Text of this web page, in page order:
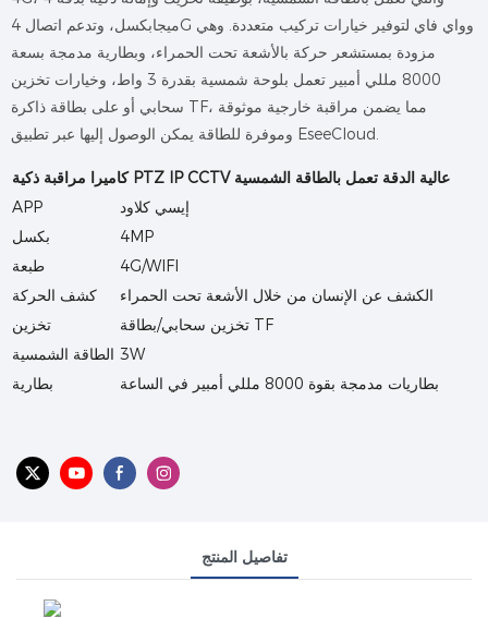
ميجابكسل، وتدعم اتصال 4G وواي فاي لتوفير خيارات تركيب متعددة. وهي
مزودة بمستشعر حركة بالأشعة تحت الحمراء، وبطارية مدمجة بسعة
8000 مللي أمبير تعمل بلوحة شمسية بقدرة 3 واط، وخيارات تخزين
سحابي أو على بطاقة ذاكرة TF، مما يضمن مراقبة خارجية موثوقة
وموفرة للطاقة يمكن الوصول إليها عبر تطبيق EseeCloud.
كاميرا مراقبة ذكية PTZ IP CCTV عالية الدقة تعمل بالطاقة الشمسية
APP
إيسي كلاود
بكسل
4MP
طبعة
4G/WIFI
كشف الحركة
الكشف عن الإنسان من خلال الأشعة تحت الحمراء
تخزين
تخزين سحابي/بطاقة TF
الطاقة الشمسية 3W
بطارية
بطاريات مدمجة بقوة 8000 مللي أمبير في الساعة
تفاصيل المنتج